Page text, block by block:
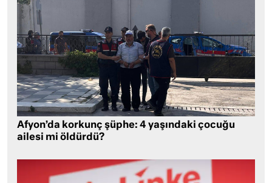
Afyon’da korkunç şüphe: 4 yaşındaki çocuğu
ailesi mi öldürdü?